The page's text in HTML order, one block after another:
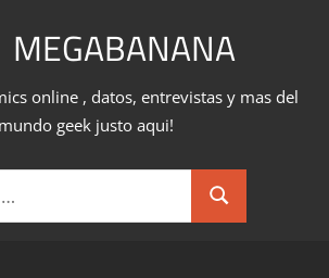
MEGABANANA
online , datos, entrevistas y mas del
mundo geek justo aqui!
Buscar